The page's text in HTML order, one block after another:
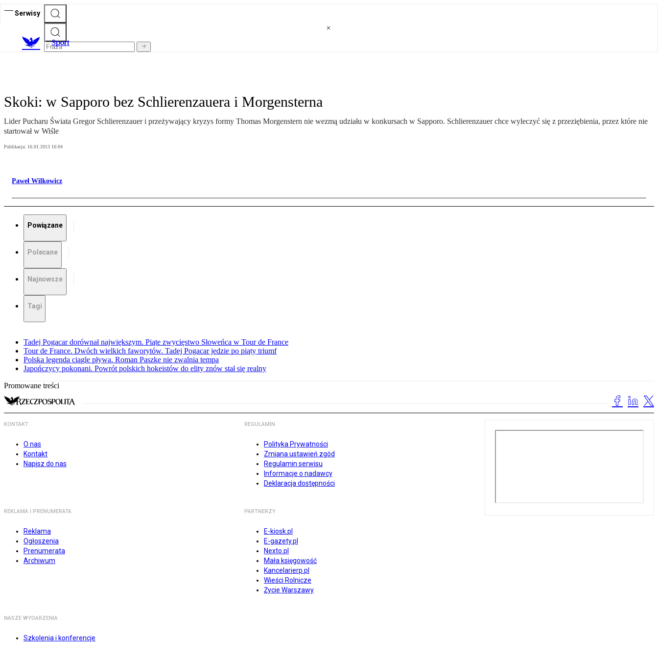
Serwisy
Sport
Skoki: w Sapporo bez Schlierenzauera i Morgensterna
Lider Pucharu Świata Gregor Schlierenzauer i przeżywający kryzys formy Thomas Morgenstern nie wezmą udziału w konkursach w Sapporo. Schlierenzauer chce wyleczyć się z przeziębienia, przez które nie
startował w Wiśle
Publikacja: 16.01.2013 16:04
Paweł Wilkowicz
Powiązane
Polecane
Najnowsze
Tagi
Tadej Pogacar dorównał największym. Piąte zwycięstwo Słoweńca w Tour de France
Tour de France. Dwóch wielkich faworytów. Tadej Pogacar jedzie po piąty triumf
Polska legenda ciągle pływa. Roman Paszke nie zwalnia tempa
Japończycy pokonani. Powrót polskich hokeistów do elity znów stał się realny
Promowane treści
KONTAKT
O nas
Kontakt
Napisz do nas
REGULAMIN
Polityka Prywatności
Zmiana ustawień zgód
Regulamin serwisu
Informacje o nadawcy
Deklaracja dostępności
REKLAMA I PRENUMERATA
Reklama
Ogłoszenia
Prenumerata
Archiwum
PARTNERZY
E-kiosk.pl
E-gazety.pl
Nexto.pl
Mała księgowość
Kancelarierp.pl
Wieści Rolnicze
Życie Warszawy
NASZE WYDARZENIA
Szkolenia i konferencje